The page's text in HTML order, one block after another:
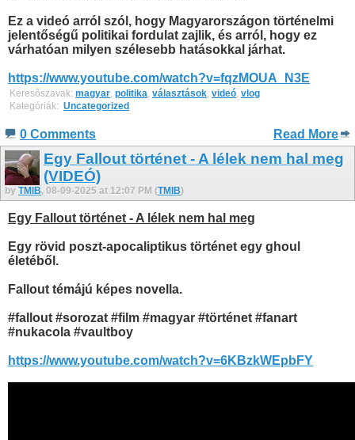
Ez a videó arról szól, hogy Magyarországon történelmi
jelentőségű politikai fordulat zajlik, és arról, hogy ez
várhatóan milyen szélesebb hatásokkal járhat.
https://www.youtube.com/watch?v=fqzMOUA_N3E
Keresõszavak: magyar, politika, választások, videó, vlog
Kategóriák: ‎ Uncategorized
0 Comments Read More
Egy Fallout történet - A lélek nem hal meg
(VIDEÓ)
by TMIB, 08-09-2025 at 12:07 PM (TMIB)
Egy Fallout történet - A lélek nem hal meg
Egy rövid poszt-apocaliptikus történet egy ghoul
életéből.
Fallout témájú képes novella.
#fallout #sorozat #film #magyar #történet #fanart
#nukacola #vaultboy
https://www.youtube.com/watch?v=6KBzkWEpbFY